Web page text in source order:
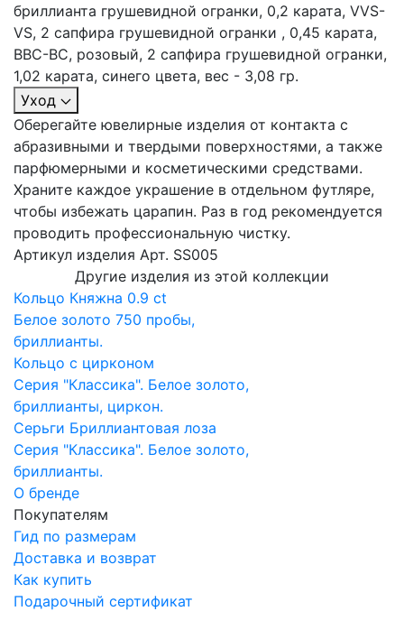
бриллианта грушевидной огранки, 0,2 карата, VVS-
VS, 2 сапфира грушевидной огранки , 0,45 карата,
ВВС-ВС, розовый, 2 сапфира грушевидной огранки,
1,02 карата, синего цвета, вес - 3,08 гр.
Уход
Оберегайте ювелирные изделия от контакта с
абразивными и твердыми поверхностями, а также
парфюмерными и косметическими средствами.
Храните каждое украшение в отдельном футляре,
чтобы избежать царапин. Раз в год рекомендуется
проводить профессиональную чистку.
Артикул изделия Арт. SS005
Другие изделия из этой коллекции
Кольцо Княжна 0.9 ct
Белое золото 750 пробы,
бриллианты.
Кольцо с цирконом
Серия "Классика". Белое золото,
бриллианты, циркон.
Серьги Бриллиантовая лоза
Серия "Классика". Белое золото,
бриллианты.
О бренде
Покупателям
Гид по размерам
Доставка и возврат
Как купить
Подарочный сертификат